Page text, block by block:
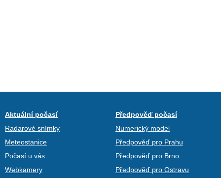
Aktuální počasí
Radarové snímky
Meteostanice
Počasí u vás
Webkamery
Předpověď počasí
Numerický model
Předpověď pro Prahu
Předpověď pro Brno
Předpověď pro Ostravu